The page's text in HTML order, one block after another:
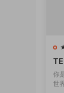
你
世